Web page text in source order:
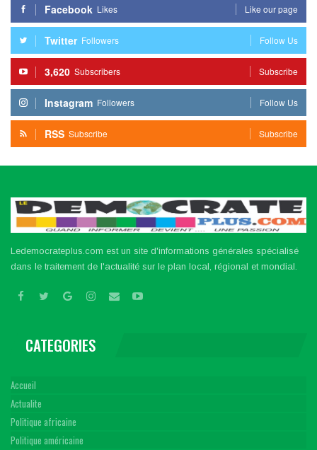
Facebook Likes Like our page
Twitter Followers Follow Us
3,620 Subscribers Subscribe
Instagram Followers Follow Us
RSS Subscribe Subscribe
Ledemocrateplus.com est un site d'informations générales spécialisé
dans le traitement de l'actualité sur le plan local, régional et mondial.
CATEGORIES
Accueil
Actualite
Politique africaine
Politique américaine